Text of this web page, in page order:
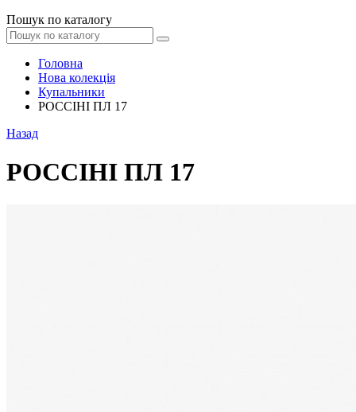
Пошук по каталогу
Головна
Нова колекція
Купальники
РОССІНІ ПЛ 17
Назад
РОССІНІ ПЛ 17